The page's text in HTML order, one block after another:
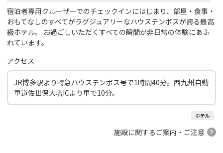
宿泊者専用クルーザーでのチェックインにはじまり、部屋・食事・
おもてなしのすべてがラグジュアリーなハウステンボスが誇る最高
級ホテル。 お過ごしいただくすべての瞬間が非日常の体験にあふ
れています。
アクセス
JR博多駅より特急ハウステンボス号で1時間40分。西九州自動
車道佐世保大塔ICより車で10分。
ホテル
施設に関するご案内・ご注意